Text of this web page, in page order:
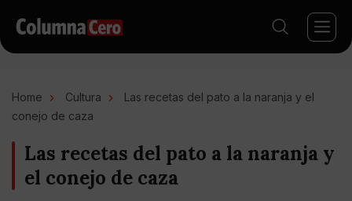
Home Cultura
Las recetas del pato a la naranja y el
conejo de caza
Las recetas del pato a la naranja y
el conejo de caza